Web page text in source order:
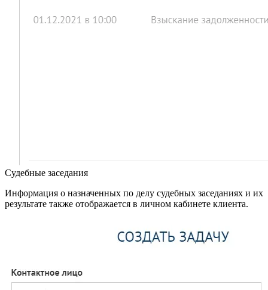
Судебные заседания
Информация о назначенных по делу судебных заседаниях и их
результате также отображается в личном кабинете клиента.